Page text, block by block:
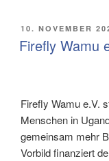
VERÖFFENTLICHT
AM
10. NOVEMBER
Firefly Wamu
Firefly Wamu e.V.
Menschen in
gemeinsam mehr
Vorbild finanziert